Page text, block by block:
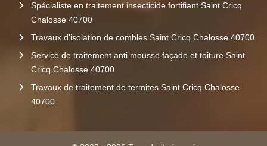
Spécialiste en traitement insecticide fortifiant Saint Cricq
Chalosse 40700
Travaux d'isolation de combles Saint Cricq Chalosse 40700
Service de traitement anti mousse façade et toiture Saint
Cricq Chalosse 40700
Travaux de traitement de termites Saint Cricq Chalosse
40700